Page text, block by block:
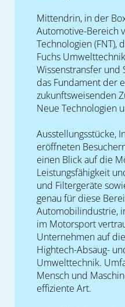
Mittendrin, in der
Automotive-Bereich
Technologien (FNT),
Fuchs
Wissenstransfer
das Fundament der
zukunftsweisenden
Neue Technologien
Ausstellungsstücke,
eröffneten
einen Blick auf die
Leistungsfähigkeit
und Filtergeräte
genau für diese
Automobilindustrie,
im Motorsport
Unternehmen auf
Hightech-Absaug-
Umwelttechnik.
Mensch und
effiziente Art.